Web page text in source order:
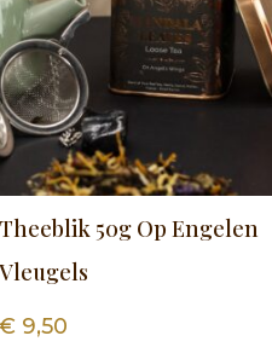
Theeblik 50g Op Engelen
Vleugels
€ 9,50